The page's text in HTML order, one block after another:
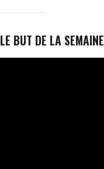
LE BUT DE LA SEMAINE